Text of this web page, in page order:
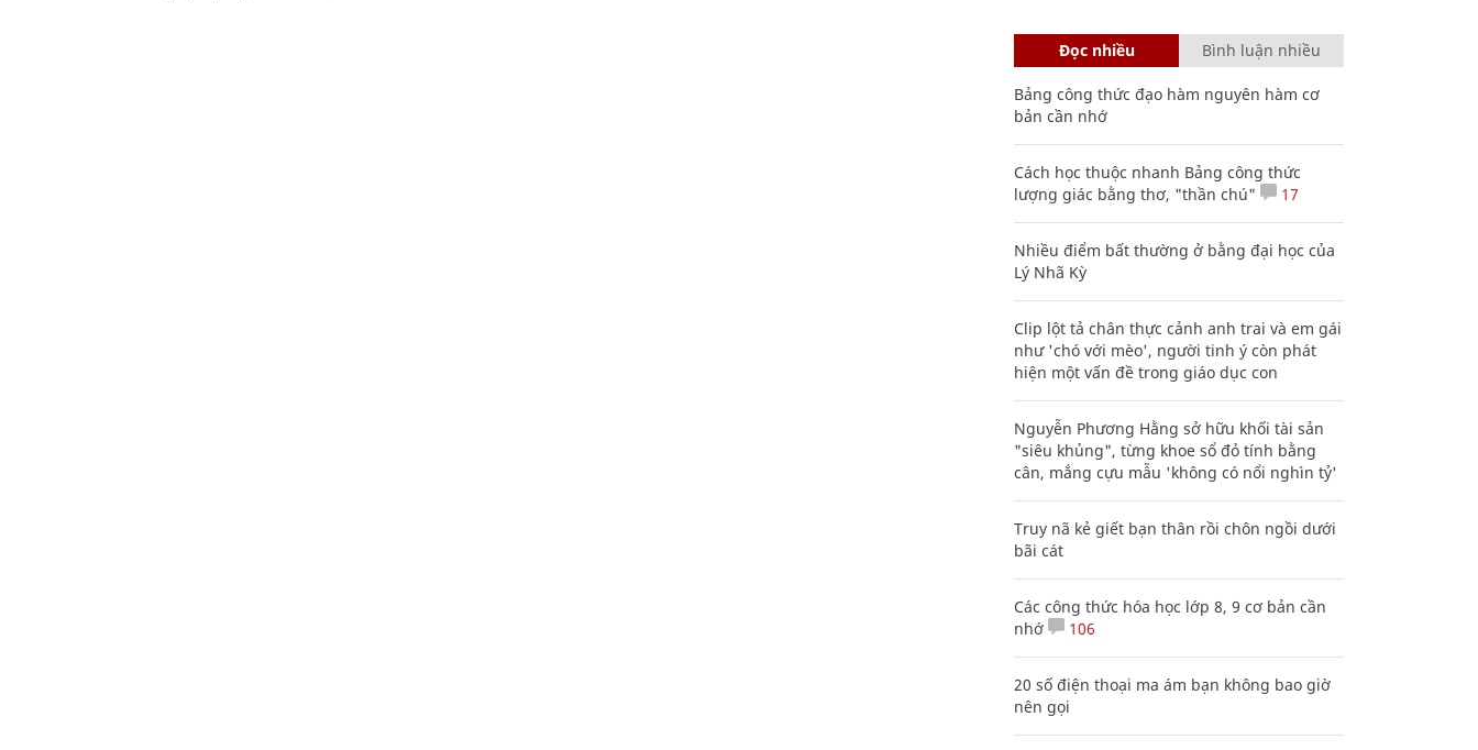
Đọc nhiều Bình luận nhiều
Bảng công thức đạo hàm nguyên hàm cơ
bản cần nhớ
Cách học thuộc nhanh Bảng công thức
lượng giác bằng thơ, "thần chú"
17
Nhiều điểm bất thường ở bằng đại học của
Lý Nhã Kỳ
Clip lột tả chân thực cảnh anh trai và em gái
như 'chó với mèo', người tinh ý còn phát
hiện một vấn đề trong giáo dục con
Nguyễn Phương Hằng sở hữu khối tài sản
"siêu khủng", từng khoe sổ đỏ tính bằng
cân, mắng cựu mẫu 'không có nổi nghìn tỷ'
Truy nã kẻ giết bạn thân rồi chôn ngồi dưới
bãi cát
Các công thức hóa học lớp 8, 9 cơ bản cần
nhớ
106
20 số điện thoại ma ám bạn không bao giờ
nên gọi